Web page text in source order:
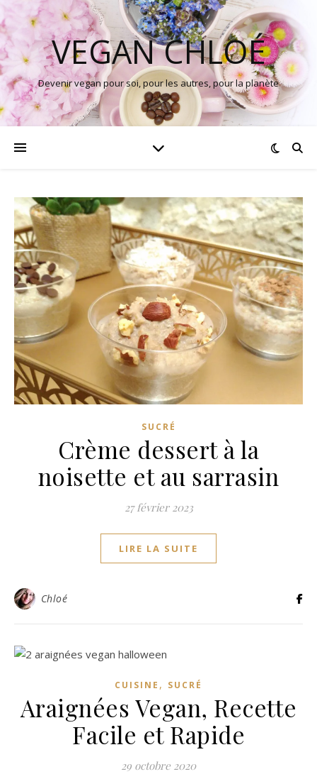
VEGAN CHLOÉ
Devenir vegan pour soi, pour les autres, pour la planète
SUCRÉ
Crème dessert à la
noisette et au sarrasin
27 février 2023
LIRE LA SUITE
Chloé
CUISINE , SUCRÉ
Araignées Vegan, Recette
Facile et Rapide
29 octobre 2020